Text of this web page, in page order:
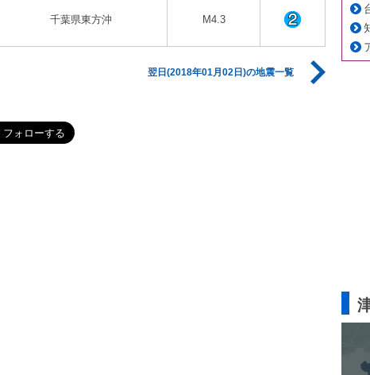
千葉県東方沖 M4.3
翌日(2018年01月02日)の地震一覧